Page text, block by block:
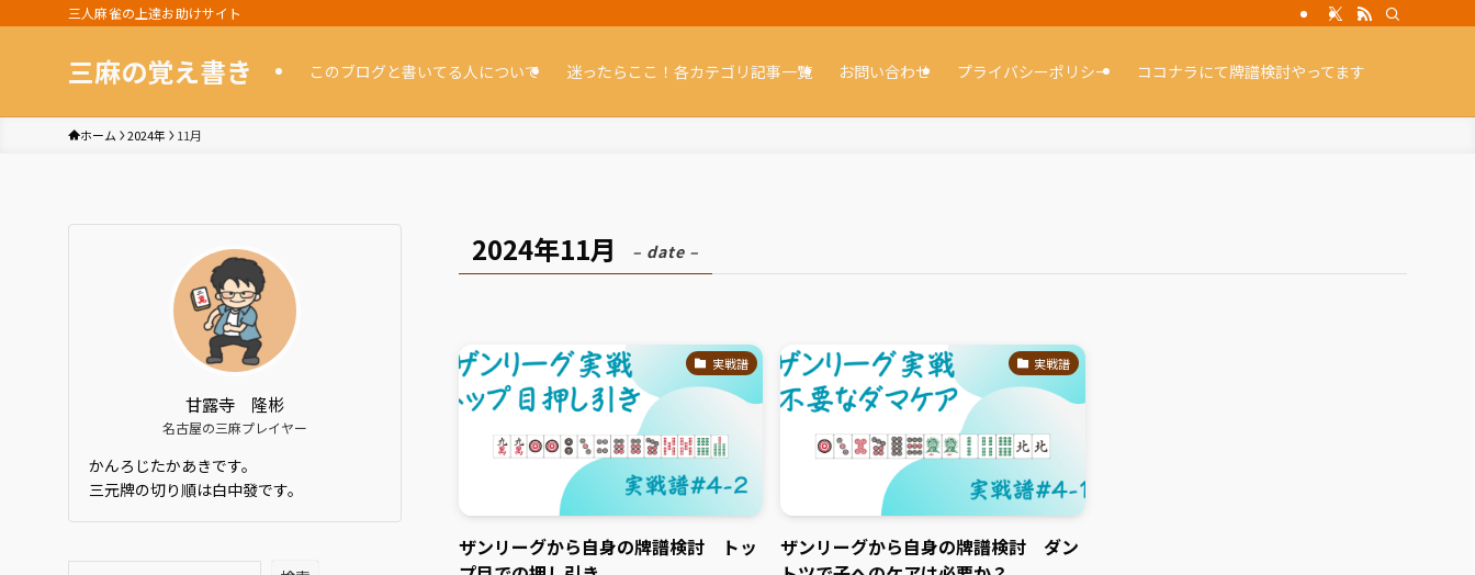
三人麻雀の上達お助けサイト
三麻の覚え書き このブログと書いてる人について 迷ったらここ！各カテゴリ記事一覧 お問い合わせ プライバシーポリシー ココナラにて牌譜検討やってます
ホーム 2024年 11月
2024年11月 – date –
実戦譜
ザンリーグから自身の牌譜検討 トッ
実戦譜
ザンリーグから自身の牌譜検討 ダン
甘露寺 隆彬
名古屋の三麻プレイヤー
かんろじたかあきです。
三元牌の切り順は白中發です。